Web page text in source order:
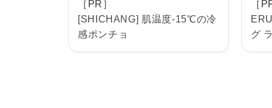
［PR］
[SHICHANG] 肌温度-15℃の冷
感ポンチョ
［
グ